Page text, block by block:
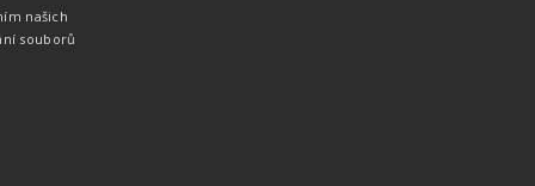
zakázku. Lze online publikovat výsledky
našich
souborů